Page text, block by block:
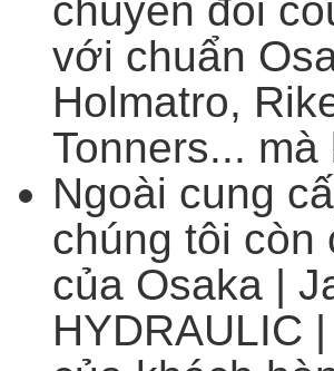
chuyển đổi
với chuẩn
Holmatro,
Tonners...
Ngoài cung
chúng tôi
của Osaka |
HYDRAULIC